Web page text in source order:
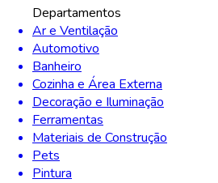
Departamentos
Ar e Ventilação
Automotivo
Banheiro
Cozinha e Área Externa
Decoração e Iluminação
Ferramentas
Materiais de Construção
Pets
Pintura